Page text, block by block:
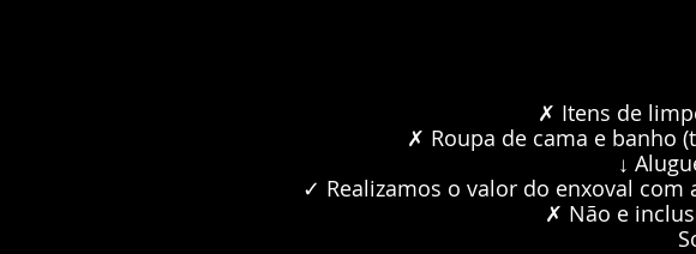
✗ Itens de
✗ Roupa de cama e banho
↓
✓ Realizamos o valor do enxoval
✗ Não e